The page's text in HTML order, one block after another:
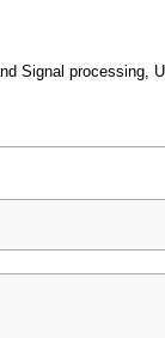
Signal processing,